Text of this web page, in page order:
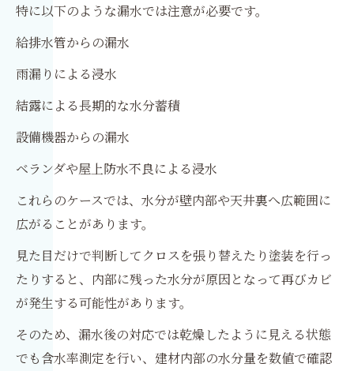
特に以下のような漏水では注意が必要です。
給排水管からの漏水
雨漏りによる浸水
結露による長期的な水分蓄積
設備機器からの漏水
ベランダや屋上防水不良による浸水
これらのケースでは、水分が壁内部や天井裏へ広範囲に
広がることがあります。
見た目だけで判断してクロスを張り替えたり塗装を行っ
たりすると、内部に残った水分が原因となって再びカビ
が発生する可能性があります。
そのため、漏水後の対応では乾燥したように見える状態
でも含水率測定を行い、建材内部の水分量を数値で確認